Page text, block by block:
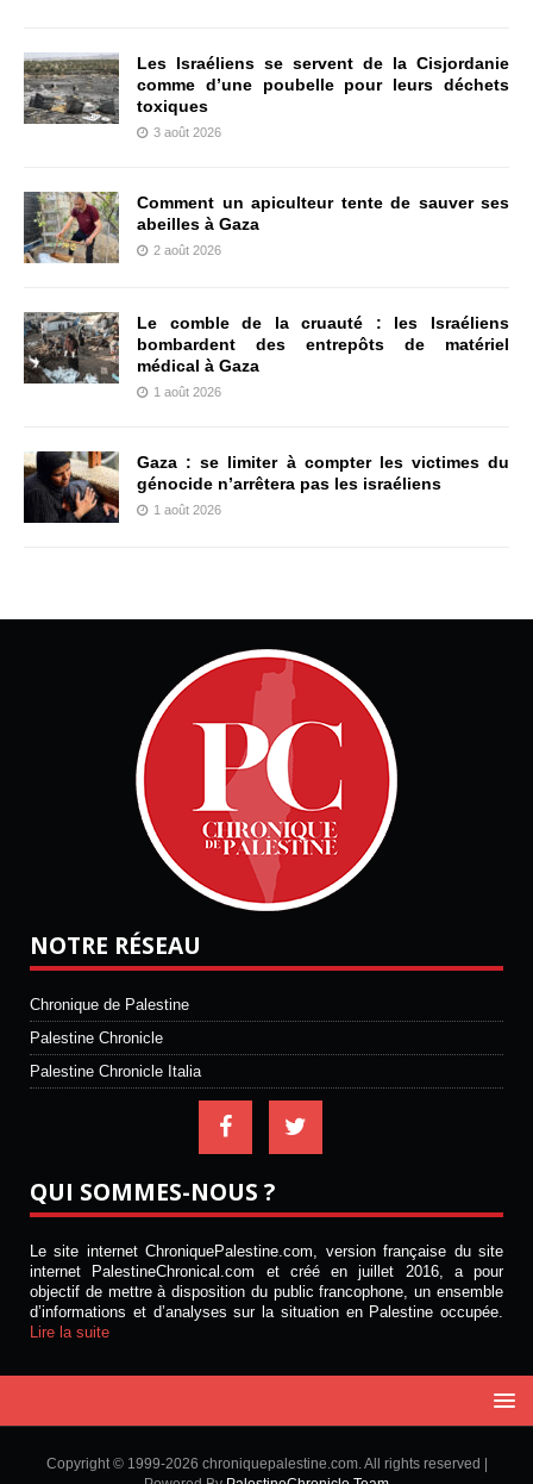
Les Israéliens se servent de la Cisjordanie
comme d’une poubelle pour leurs déchets
toxiques
3 août 2026
Comment un apiculteur tente de sauver ses
abeilles à Gaza
2 août 2026
Le comble de la cruauté : les Israéliens
bombardent des entrepôts de matériel
médical à Gaza
1 août 2026
Gaza : se limiter à compter les victimes du
génocide n’arrêtera pas les israéliens
1 août 2026
NOTRE RÉSEAU
Chronique de Palestine
Palestine Chronicle
Palestine Chronicle Italia
QUI SOMMES-NOUS ?
Le site internet ChroniquePalestine.com, version française du site
internet PalestineChronical.com et créé en juillet 2016, a pour
objectif de mettre à disposition du public francophone, un ensemble
d’informations et d’analyses sur la situation en Palestine occupée.
Lire la suite
Copyright © 1999-2026 chroniquepalestine.com. All rights reserved |